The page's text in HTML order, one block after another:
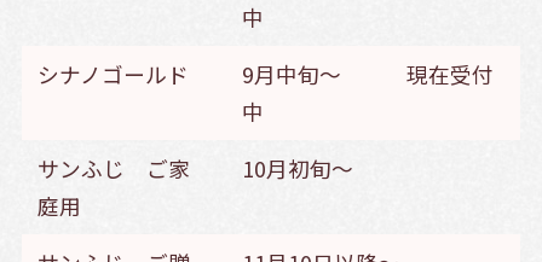
中
シナノゴールド
9月中旬～ 現在受付
中
サンふじ ご家
庭用
10月初旬～